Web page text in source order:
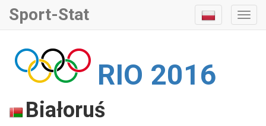
Sport-Stat
RIO 2016
Białoruś